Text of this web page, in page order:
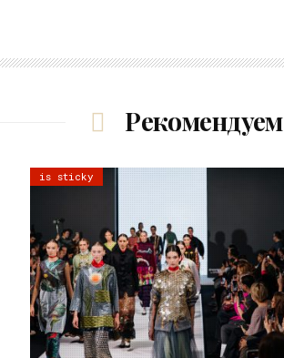
Рекомендуем
is sticky